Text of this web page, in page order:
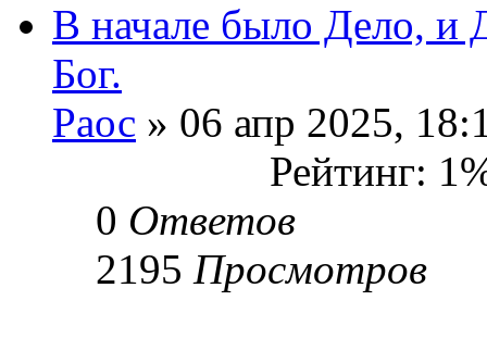
В начале было Дело, и
Бог.
Раос » 06 апр 2025,
Рейтинг:
0 Ответов
2195 Просмотров